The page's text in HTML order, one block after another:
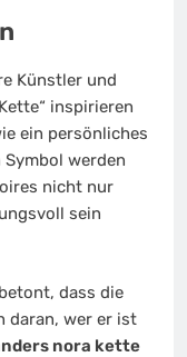
Künstler und
inspirieren
ein persönliches
werden
nicht nur
sein
dass die
daran, wer er ist
nora kette